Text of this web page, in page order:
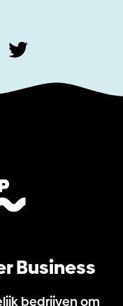
Business
bedrijven om